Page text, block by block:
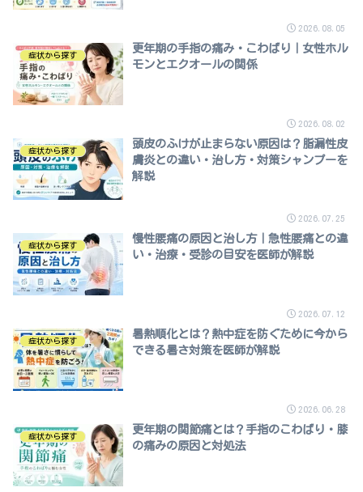
2026.08.05
症状から探す
更年期の手指の痛み・こわばり｜女性ホル
モンとエクオールの関係
2026.08.02
症状から探す
頭皮のふけが止まらない原因は？脂漏性皮
膚炎との違い・治し方・対策シャンプーを
解説
2026.07.25
症状から探す
慢性腰痛の原因と治し方｜急性腰痛との違
い・治療・受診の目安を医師が解説
2026.07.12
症状から探す
暑熱順化とは？熱中症を防ぐために今から
できる暑さ対策を医師が解説
2026.06.28
症状から探す
更年期の関節痛とは？手指のこわばり・膝
の痛みの原因と対処法